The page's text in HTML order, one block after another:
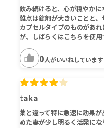
飲み続けると、心が穏やかに
難点は錠剤が大きいことと、
カプセルタイプのものがあ
が、しばらくはこちらを使用
0人がいいねしています
taka
薬と違って特に急速に効果
めた妻が少し明るく活発にな